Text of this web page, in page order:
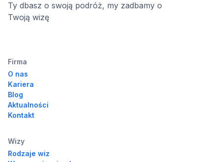
Ty dbasz o swoją podróż, my zadbamy o
Twoją wizę
Firma
O nas
Kariera
Blog
Aktualności
Kontakt
Wizy
Rodzaje wiz